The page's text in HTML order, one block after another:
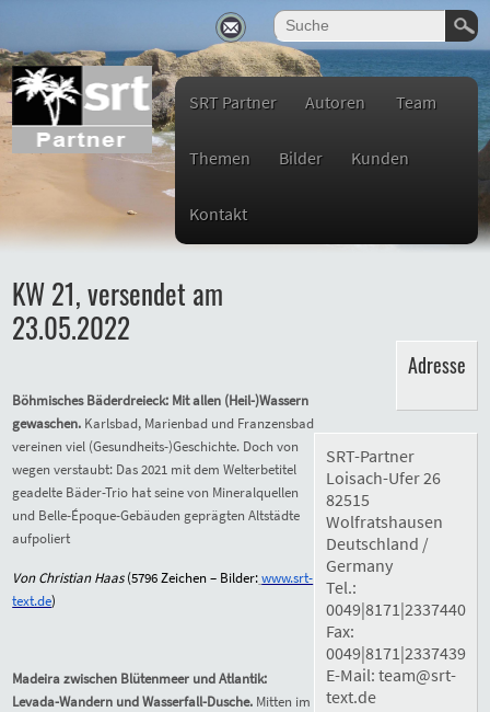
SRT Partner Autoren Team
Themen Bilder Kunden
Kontakt
KW 21, versendet am
23.05.2022
Böhmisches Bäderdreieck: Mit allen (Heil-)Wassern
gewaschen. Karlsbad, Marienbad und Franzensbad
vereinen viel (Gesundheits-)Geschichte. Doch von
wegen verstaubt: Das 2021 mit dem Welterbetitel
geadelte Bäder-Trio hat seine von Mineralquellen
und Belle-Époque-Gebäuden geprägten Altstädte
aufpoliert
Von Christian Haas(5796 Zeichen – Bilder:www.srt-
text.de)
Madeira zwischen Blütenmeer und Atlantik:
Levada-Wandern und Wasserfall-Dusche. Mitten im
Adresse
SRT-Partner
Loisach-Ufer 26
82515
Wolfratshausen
Deutschland /
Germany
Tel.:
0049|8171|2337440
Fax:
0049|8171|2337439
E-Mail: team@srt-
text.de